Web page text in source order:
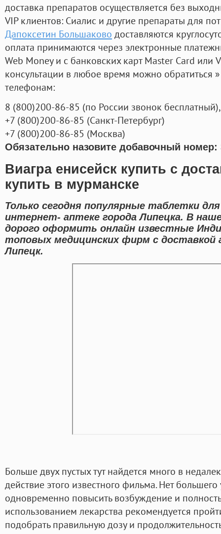
доставка препаратов осуществляется без
VIP клиентов: Сиалис и другие препараты для
Дапоксетин Большаково доставляются
оплата принимаются через электронные
Web Money и с банковских карт Master Card или
консультации в любое время можно обратиться
телефонам:
8 (800)200-86-85 (по России звонок бесплатный),
+7 (800)200-86-85 (Санкт-Петербург)
+7 (800)200-86-85 (Москва)
Обязательно назовите добавочный номер:
Виагра енисейск купить с
купить в мурманске
Только сегодня популярные таблетки
интернет- аптеке города Липецка. В
дорого оформить онлайн известные
топовых медицинских фирм с доставкой
Липецк.
Больше двух пустых тут найдется много в
действие этого известного фильма. Нет
одновременно повысить возбуждение и
использованием лекарства рекомендуется
подобрать правильную дозу и